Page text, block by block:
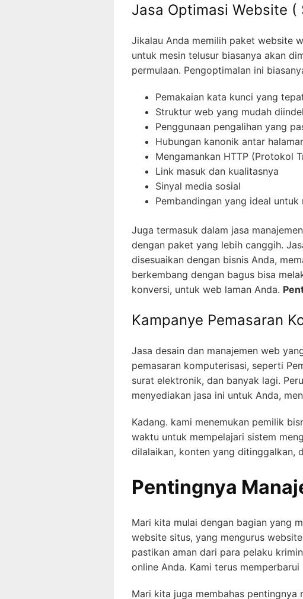
Jasa Optimasi Website (
Jikalau Anda memilih paket website
untuk mesin telusur biasanya akan
permulaan. Pengoptimalan ini
Pemakaian kata kunci yang
Struktur web yang mudah
Penggunaan pengalihan yang
Hubungan kanonik antar
Mengamankan HTTP (Protokol
Link masuk dan kualitasnya
Sinyal media sosial
Pembandingan yang ideal
Juga termasuk dalam jasa
dengan paket yang lebih canggih.
disesuaikan dengan bisnis Anda,
berkembang dengan bagus bisa
konversi, untuk web laman Anda.
Kampanye Pemasaran
Jasa desain dan manajemen web
pemasaran komputerisasi, seperti
surat elektronik, dan banyak lagi.
menyediakan jasa ini untuk Anda,
Kadang. kami menemukan pemilik
waktu untuk mempelajari sistem
dilalaikan, konten yang ditinggalkan,
Pentingnya
Mari kita mulai dengan bagian yang
website situs, yang mengurus
pastikan aman dari para pelaku
online Anda. Kami terus
Mari kita juga membahas pentingnya